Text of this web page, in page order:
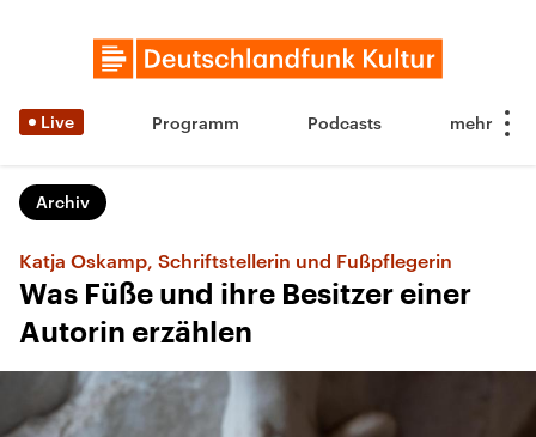
Live Programm Podcasts
Archiv
Katja Oskamp, Schriftstellerin und Fußpflegerin
Was Füße und ihre Besitzer einer
Autorin erzählen